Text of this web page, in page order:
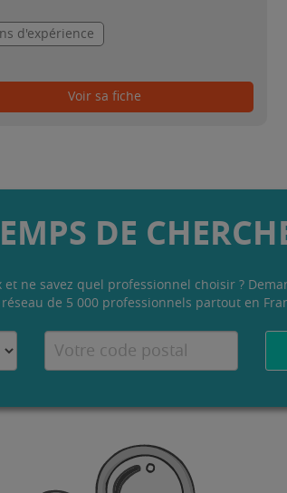
d'expérience
Voir sa fiche
DE
ne savez quel professionnel choisir ?
de 5 000 professionnels partout en